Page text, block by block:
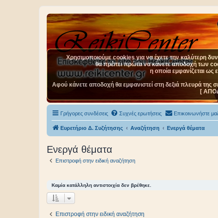
Γρήγορες συνδέσεις Συχνές ερωτήσεις Επικοινωνήστε
Ευρετήριο Δ. Συζήτησης Αναζήτηση Ενεργά θέματα
Ενεργά θέματα
Επιστροφή στην ειδική αναζήτηση
Καμία κατάλληλη αντιστοιχία δεν βρέθηκε.
Επιστροφή στην ειδική αναζήτηση
Χρησιμοποιούμε cookies για να έχετε την καλύτερη
θα πρέπει πρώτα να κάνετε αποδοχή των
η οποία εμφανίζεται ως
Αφού κάνετε αποδοχή θα εμφανιστεί στη δεξιά πλευρά
[